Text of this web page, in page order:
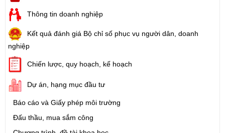
Thông tin doanh nghiệp
Kết quả đánh giá Bộ chỉ số phục vụ người dân, doanh
nghiệp
Chiến lược, quy hoạch, kế hoạch
Dự án, hạng mục đầu tư
Báo cáo và Giấy phép môi trường
Đấu thầu, mua sắm công